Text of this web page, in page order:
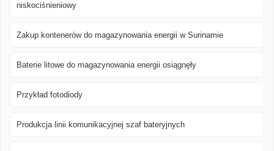
niskociśnieniowy
Zakup kontenerów do magazynowania energii w Surinamie
Baterie litowe do magazynowania energii osiągnęły
Przykład fotodiody
Produkcja linii komunikacyjnej szaf bateryjnych